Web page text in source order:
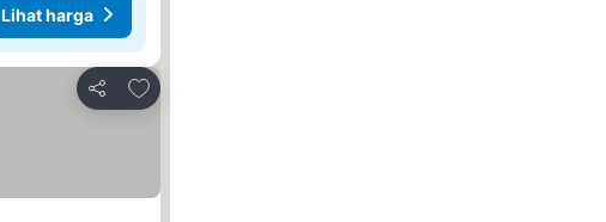
Lihat harga
Kongsi
Tambah ke favorit